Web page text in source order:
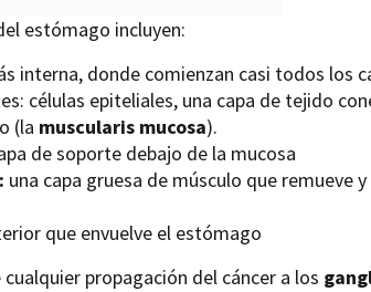
estómago incluyen:
interna, donde comienzan casi todos los
células epiteliales, una capa de tejido
(la muscularis mucosa).
de soporte debajo de la mucosa
una capa gruesa de músculo que remueve
que envuelve el estómago
cualquier propagación del cáncer a los